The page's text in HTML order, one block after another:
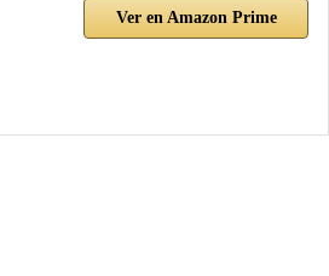
Ver en Amazon Prime